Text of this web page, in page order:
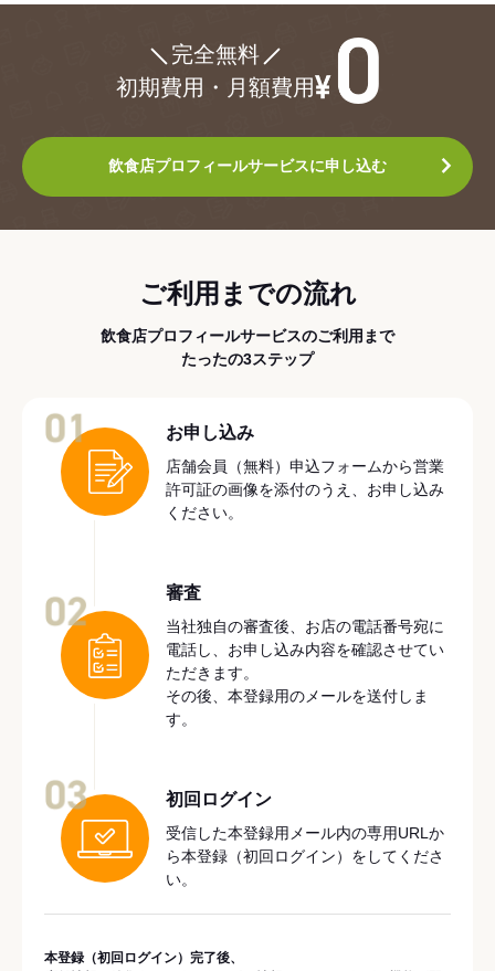
完全無料
初期費用・月額費用
飲食店プロフィールサービスに申し込む
ご利用までの流れ
飲食店プロフィールサービスのご利用まで
たったの3ステップ
お申し込み
店舗会員（無料）申込フォームから営業
許可証の画像を添付のうえ、お申し込み
ください。
審査
当社独自の審査後、お店の電話番号宛に
電話し、お申し込み内容を確認させてい
ただきます。
その後、本登録用のメールを送付しま
す。
初回ログイン
受信した本登録用メール内の専用URLか
ら本登録（初回ログイン）をしてくださ
い。
本登録（初回ログイン）完了後、